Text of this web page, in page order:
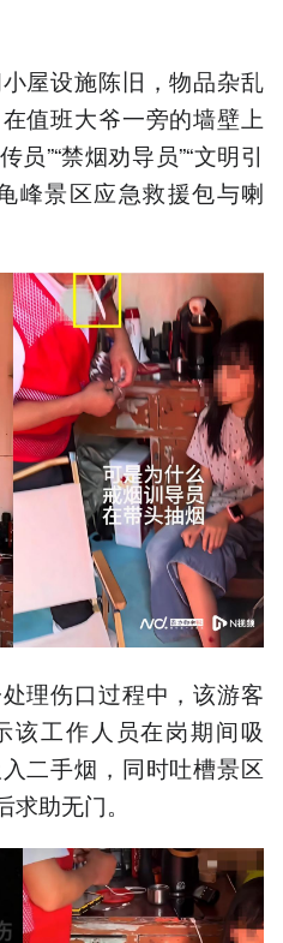
屋设施陈旧，物品杂乱
值班大爷一旁的墙壁上
员”“禁烟劝导员”“文明引
峰景区应急救援包与喇
理伤口过程中，该游客
该工作人员在岗期间吸
二手烟，同时吐槽景区
助无门。